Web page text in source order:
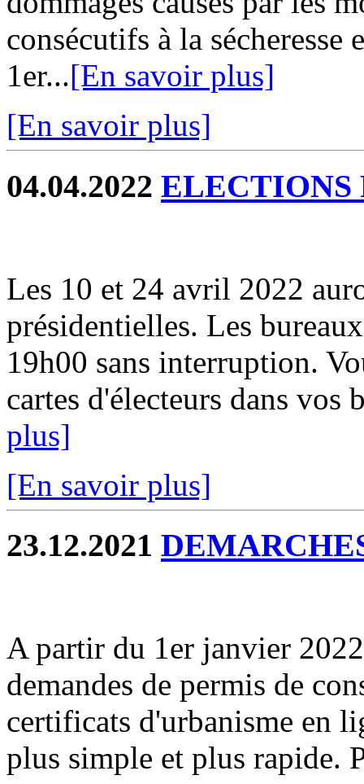
consécutifs à la
1er...[En savoir plus]
[En savoir plus]
04.04.2022 ELECTIONS
Les 10 et 24 avril 2022
présidentielles. Les
19h00 sans interruption.
cartes d'électeurs dans vos
plus]
[En savoir plus]
23.12.2021
A partir du 1er janvier
demandes de permis de
certificats d'urbanisme en
plus simple et plus rapide.